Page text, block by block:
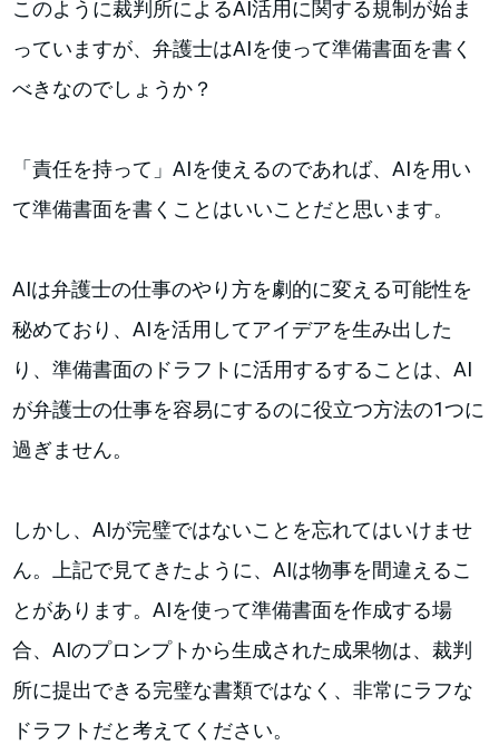
このように裁判所によるAI活用に関する規制が始ま
っていますが、弁護士はAIを使って準備書面を書く
べきなのでしょうか？
「責任を持って」AIを使えるのであれば、AIを用い
て準備書面を書くことはいいことだと思います。
AIは弁護士の仕事のやり方を劇的に変える可能性を
秘めており、AIを活用してアイデアを生み出した
り、準備書面のドラフトに活用するすることは、AI
が弁護士の仕事を容易にするのに役立つ方法の1つに
過ぎません。
しかし、AIが完璧ではないことを忘れてはいけませ
ん。上記で見てきたように、AIは物事を間違えるこ
とがあります。AIを使って準備書面を作成する場
合、AIのプロンプトから生成された成果物は、裁判
所に提出できる完璧な書類ではなく、非常にラフな
ドラフトだと考えてください。